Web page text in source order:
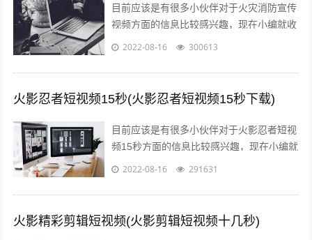
目前应该是有很多小伙伴对于火灾消防宣传
视频方面的信息比较感兴趣，现在小编就收
集了一些与消防火灾宣传内容相关的信息来
2022-08-16 300613
火影忍者短视频15秒(火影忍者短视频15秒下载)
目前应该是有很多小伙伴对于火影忍者短视
频15秒方面的信息比较感兴趣，现在小编就
收集了一些与火影忍者短视频15秒下载相关
2022-08-16 291631
火影精彩剪辑短视频(火影剪辑短视频十几秒)